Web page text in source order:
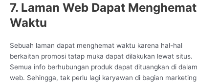
7. Laman Web Dapat Menghemat
Waktu
Sebuah laman dapat menghemat waktu karena hal-hal
berkaitan promosi tatap muka dapat dilakukan lewat situs.
Semua info berhubungan produk dapat dituangkan di dalam
web. Sehingga, tak perlu lagi karyawan di bagian marketing